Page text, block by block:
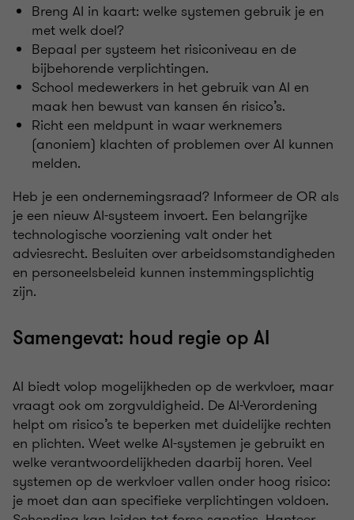
Breng AI in kaart: welke systemen gebruik je en
met welk doel?
Bepaal per systeem het risiconiveau en de
bijbehorende verplichtingen.
School medewerkers in het gebruik van AI en
maak hen bewust van kansen én risico’s.
Richt een meldpunt in waar werknemers
(anoniem) klachten of problemen over AI kunnen
melden.
Heb je een ondernemingsraad? Informeer de OR als
je een nieuw AI-systeem invoert. Een belangrijke
technologische voorziening valt onder het
adviesrecht. Besluiten over arbeidsomstandigheden
en personeelsbeleid kunnen instemmingsplichtig
zijn.
Samengevat: houd regie op AI
AI biedt volop mogelijkheden op de werkvloer, maar
vraagt ook om zorgvuldigheid. De AI-Verordening
helpt om risico’s te beperken met duidelijke rechten
en plichten. Weet welke AI-systemen je gebruikt en
welke verantwoordelijkheden daarbij horen. Veel
systemen op de werkvloer vallen onder hoog risico:
je moet dan aan specifieke verplichtingen voldoen.